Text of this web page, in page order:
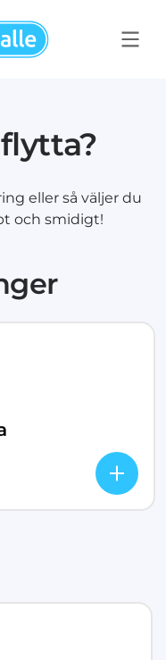
eller så väljer du
och smidigt!